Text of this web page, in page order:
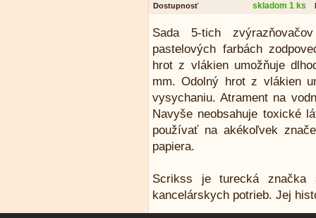
Dostupnosť
skladom 1 ks
Sada 5-tich
pastelových farbách
hrot z vlákien umožňuje
mm. Odolný hrot z vlákien
vysychaniu. Atrament na
Navyše neobsahuje toxické
používať na akékoľvek
papiera.
Scrikss je turecká značka
kancelárskych potrieb. Jej